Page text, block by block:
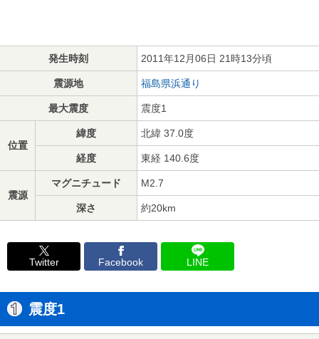
発生時刻 2011年12月06日 21時13分頃
震源地 福島県浜通り
最大震度 震度1
位置
緯度 北緯 37.0度
経度 東経 140.6度
震源
マグニチュード M2.7
深さ 約20km
Twitter Facebook LINE
震度1